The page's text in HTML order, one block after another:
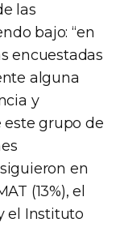
las
bajo: “en
encuestadas
alguna
y
este grupo de
en
(13%), el
el Instituto